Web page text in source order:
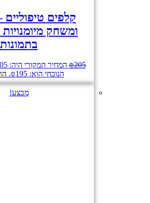
קלפים טיפוליים
ומשחק
בתמונות
₪205 המחיר המקורי היה: ₪205.
הנוכחי הוא: ₪195.
מבצע!